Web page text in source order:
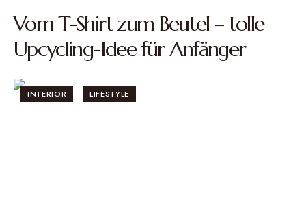
Vom T-Shirt zum Beutel – tolle
Upcycling-Idee für Anfänger
INTERIOR LIFESTYLE